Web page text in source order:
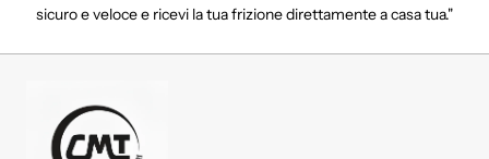
sicuro e veloce e ricevi la tua frizione direttamente a casa tua."